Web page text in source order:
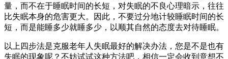
量，而不在于睡眠时间的长短，对失眠的不良心理暗示，往往
比失眠本身的危害更大。因此，不要过分地计较睡眠时间的长
短，而是能睡多少就睡多少，以顺其自然的态度去对待睡眠。
以上四步法是克服老年人失眠最好的解决办法，您是不是也有
失眠的现象呢？不妨试试这种方法吧，相信一定会收到意想不